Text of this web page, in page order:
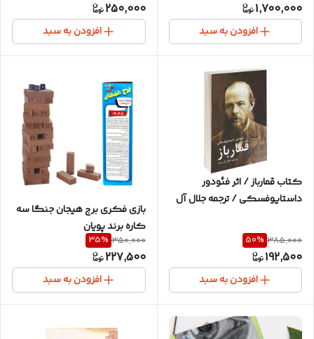
1,700,000
افزودن به سبد
250,000
افزودن به سبد
کتاب قمارباز / اثر فئودور
داستایوفسکی / ترجمه جلال آل
385,000
50%
192,500
افزودن به سبد
بازی فکری برج هیجان جنگا سه
کاره برند پویان
350,000
35%
227,500
افزودن به سبد